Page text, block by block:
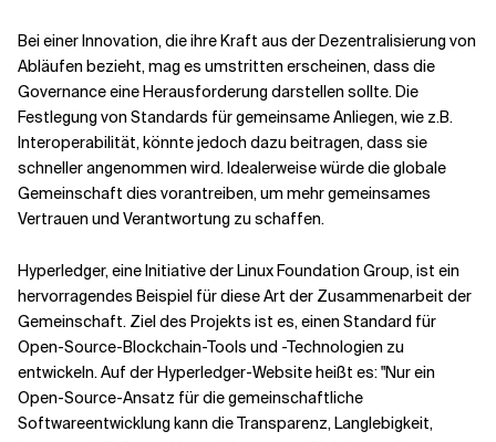
Bei einer Innovation, die ihre Kraft aus der Dezentralisierung von
Abläufen bezieht, mag es umstritten erscheinen, dass die
Governance eine Herausforderung darstellen sollte. Die
Festlegung von Standards für gemeinsame Anliegen, wie z.B.
Interoperabilität, könnte jedoch dazu beitragen, dass sie
schneller angenommen wird. Idealerweise würde die globale
Gemeinschaft dies vorantreiben, um mehr gemeinsames
Vertrauen und Verantwortung zu schaffen.
Hyperledger, eine Initiative der Linux Foundation Group, ist ein
hervorragendes Beispiel für diese Art der Zusammenarbeit der
Gemeinschaft. Ziel des Projekts ist es, einen Standard für
Open-Source-Blockchain-Tools und -Technologien zu
entwickeln. Auf der Hyperledger-Website heißt es: "Nur ein
Open-Source-Ansatz für die gemeinschaftliche
Softwareentwicklung kann die Transparenz, Langlebigkeit,